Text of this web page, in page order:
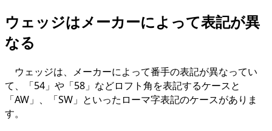
ウェッジはメーカーによって表記が異
なる
ウェッジは、メーカーによって番手の表記が異なってい
て、「54」や「58」などロフト角を表記するケースと
「AW」、「SW」といったローマ字表記のケースがありま
す。